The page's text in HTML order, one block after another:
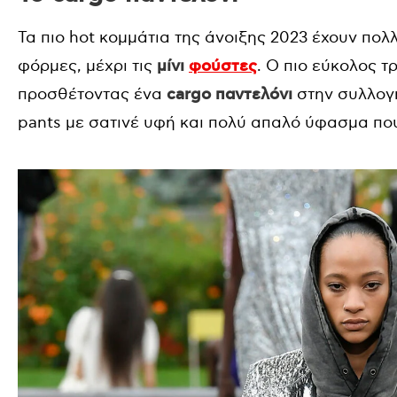
Τα πιο hot κομμάτια της άνοιξης 2023 έχουν
φόρμες, μέχρι τις μίνι φούστες. Ο πιο εύκολος
προσθέτοντας ένα cargo παντελόνι στην
pants με σατινέ υφή και πολύ απαλό ύφασμα